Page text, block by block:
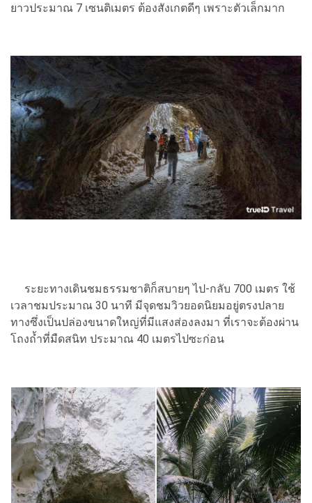
ยาวประมาณ 7 เซนติเมตร ต้องสังเกตดีๆ เพราะตัวเล็กมาก
ระยะทางเดินชมธรรมชาติก็สบายๆ ไป-กลับ 700 เมตร ใช้
เวลาชมประมาณ 30 นาที มีจุดชมวิวยอดนิยมอยู่ตรงปลาย
ทางซึ่งเป็นปล่องขนาดใหญ่ที่มีแสงส่องลงมา ที่เราจะต้องผ่าน
โถงถ้ำที่มืดสนิท ประมาณ 40 เมตรไปซะก่อน